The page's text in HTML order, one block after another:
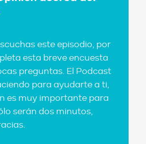
este episodio, por
esta breve encuesta
preguntas. El Podcast
para ayudarte a ti,
es muy importante para
serán dos minutos,